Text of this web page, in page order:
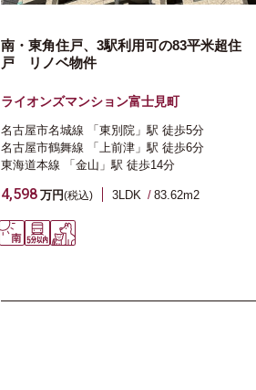
南・東角住戸、3駅利用可の83平米超住
戸 リノベ物件
ライオンズマンション富士見町
名古屋市名城線 「東別院」駅 徒歩5分
名古屋市鶴舞線
「上前津」駅 徒歩6分
東海道本線
「金山」駅 徒歩14分
4,598 万円(税込) 3LDK 83.62m2